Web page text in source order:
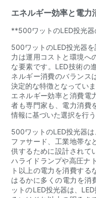
エネルギー効率と電力
**500ワットのLED投光
500ワットのLED投光器
力は運用コストと環境へ
な要素です。LED技術の
ネルギー消費のバランス
決定的な特徴となってい
エネルギー効率と消費電
者も専門家も、電力消費
情報に基づいた選択を行
500ワットのLED投光器
ファサード、工業地帯な
供するために設計されて
ハライドランプや高圧ナ
ト以上の電力を消費する
はるかに多くの電力を消
ットのLED投光器は、